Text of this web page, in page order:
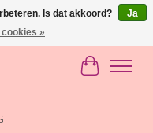
Is dat akkoord?
Ja
»